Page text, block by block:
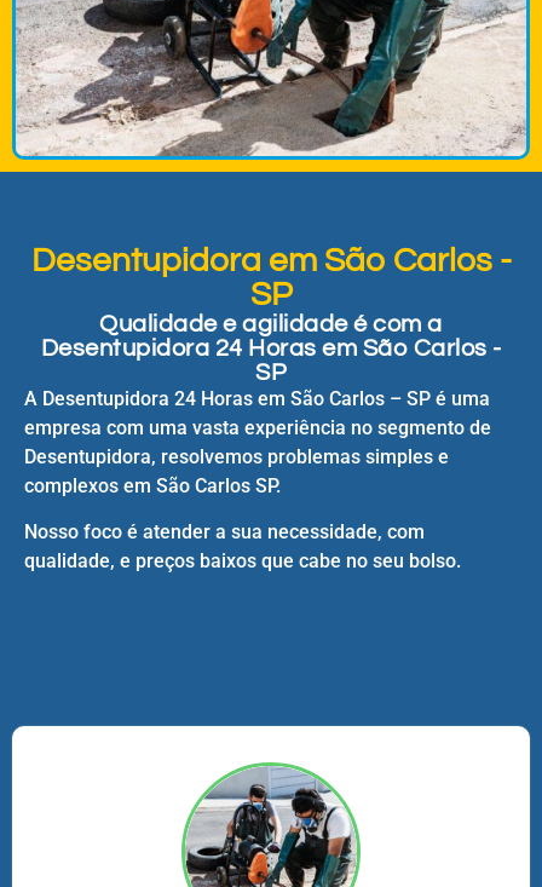
Desentupidora em São Carlos -
SP
Qualidade e agilidade é com a
Desentupidora 24 Horas em São Carlos -
SP
A Desentupidora 24 Horas em São Carlos – SP é uma
empresa com uma vasta experiência no segmento de
Desentupidora, resolvemos problemas simples e
complexos em São Carlos SP.
Nosso foco é atender a sua necessidade, com
qualidade, e preços baixos que cabe no seu bolso.